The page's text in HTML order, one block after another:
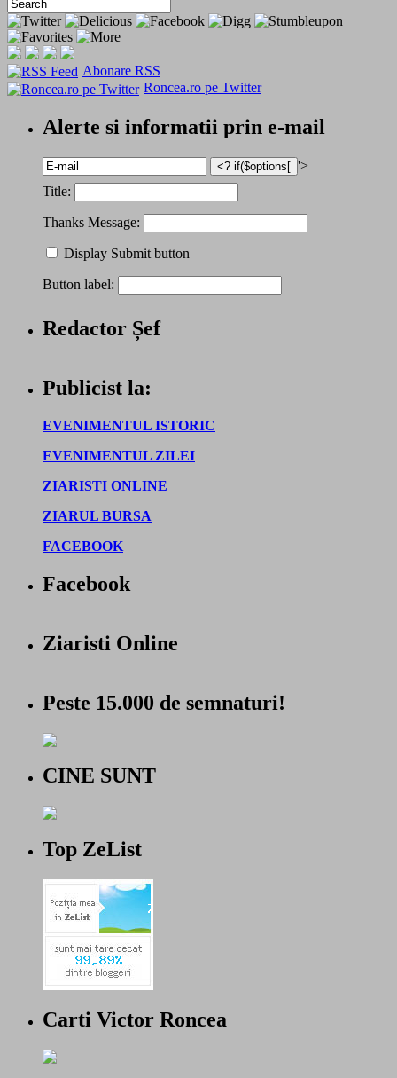
Abonare RSS
Roncea.ro pe Twitter
Alerte si informatii prin e-mail
'>
Title:
Thanks Message:
Display Submit button
Button label:
Redactor Șef
Publicist la:
EVENIMENTUL ISTORIC
EVENIMENTUL ZILEI
ZIARISTI ONLINE
ZIARUL BURSA
FACEBOOK
Facebook
Ziaristi Online
Peste 15.000 de semnaturi!
CINE SUNT
Top ZeList
Carti Victor Roncea